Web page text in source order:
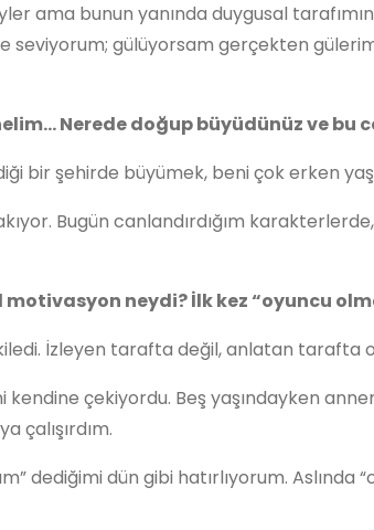
ama bunun yanında duygusal
gülüyorsam gerçekten
Nerede doğup büyüdünüz ve bu
bir şehirde büyümek, beni çok erken
Bugün canlandırdığım
neydi? İlk kez “oyuncu
İzleyen tarafta değil, anlatan tarafta
çekiyordu. Beş yaşındayken
çalışırdım.
dediğimi dün gibi hatırlıyorum. Aslında